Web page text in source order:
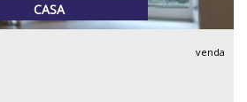
CASA
venda